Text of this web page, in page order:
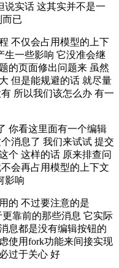
说实话 这其实并不是一
而已
不仅会占用模型的上下
生一些影响 它没准会继
的页面修出问题来 虽然
但是能规避的话 就尽量
所以我们该怎么办 有一
你看这里面有一个编辑
消息了 我们来试试 提交
个 这样的话 原来排查问
会再占用模型的上下文
影响
的 不过要注意的是
靠前的那些消息 它实际
息都是没有编辑按钮的
使用fork功能来间接实现
过于关心 好